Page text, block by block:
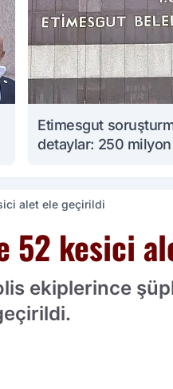
Etimesgut
detaylar: 250
alet ele geçirildi
52 kesici
ekiplerince